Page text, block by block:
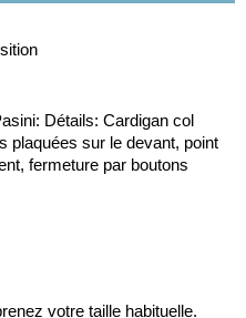
Détails: Cardigan col
plaquées sur le devant, point
fermeture par boutons
votre taille habituelle.